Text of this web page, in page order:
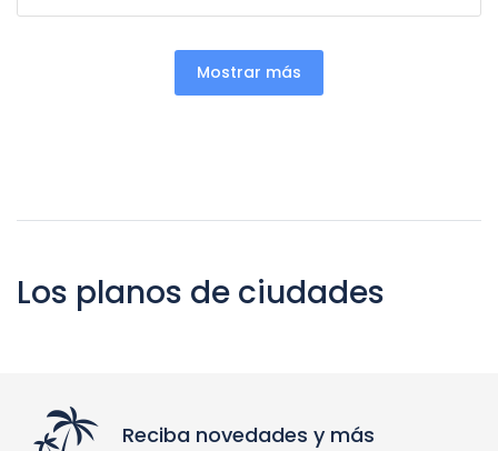
Mostrar más
Los planos de ciudades
Reciba novedades y más